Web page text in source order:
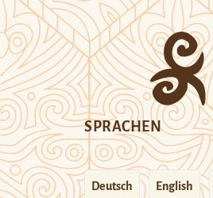
SPRACHEN
Deutsch English